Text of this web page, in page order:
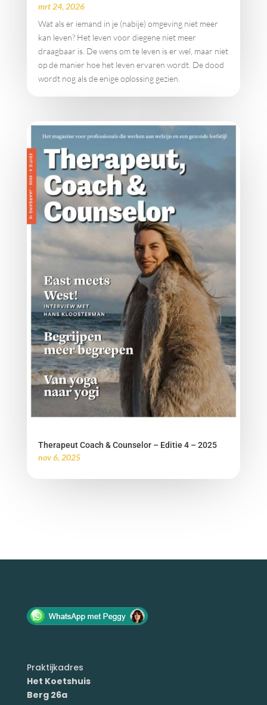
mrt 24, 2026
Wat als er iemand in je (nabije) omgeving niet meer
kan leven? Het leven voor diegene niet meer
draagbaar is. De wens om te leven is er wel, maar niet
op de manier hoe het leven ervaren wordt. De dood
wordt nog als de enige oplossing gezien.
Therapeut Coach & Counselor – Editie 4 – 2025
nov 6, 2025
Praktijkadres
Het Koetshuis
Berg 26a